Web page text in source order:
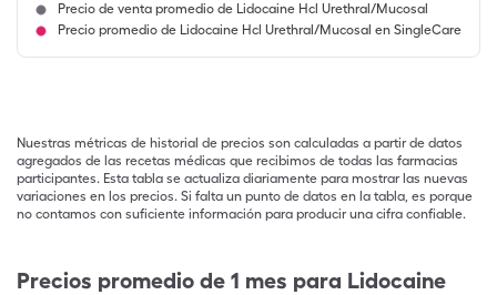
Precio de venta promedio de Lidocaine Hcl Urethral/Mucosal
Precio promedio de Lidocaine Hcl Urethral/Mucosal en SingleCare
Nuestras métricas de historial de precios son calculadas a partir de datos
agregados de las recetas médicas que recibimos de todas las farmacias
participantes. Esta tabla se actualiza diariamente para mostrar las nuevas
variaciones en los precios. Si falta un punto de datos en la tabla, es porque
no contamos con suficiente información para producir una cifra confiable.
Precios promedio de 1 mes para Lidocaine